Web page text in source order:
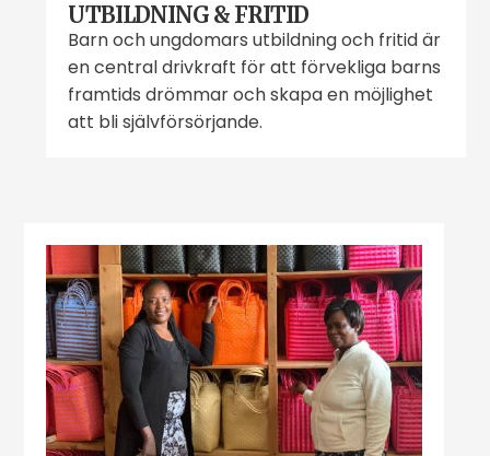
UTBILDNING & FRITID
Barn och ungdomars utbildning och fritid är
en central drivkraft för att förvekliga barns
framtids drömmar och skapa en möjlighet
att bli självförsörjande.